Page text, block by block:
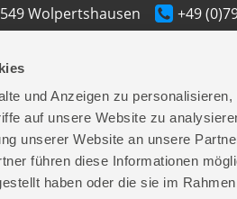
und Anzeigen zu
auf unsere Website zu
unserer Website an unsere
führen diese Informationen
haben oder die sie im
Wolpertshausen +49